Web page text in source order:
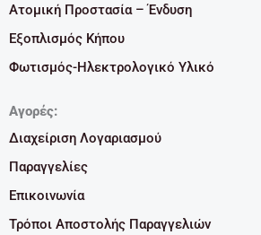
Ατομική Προστασία – Ένδυση
Εξοπλισμός Κήπου
Φωτισμός-Ηλεκτρολογικό Υλικό
Αγορές:
Διαχείριση Λογαριασμού
Παραγγελίες
Επικοινωνία
Τρόποι Αποστολής Παραγγελιών